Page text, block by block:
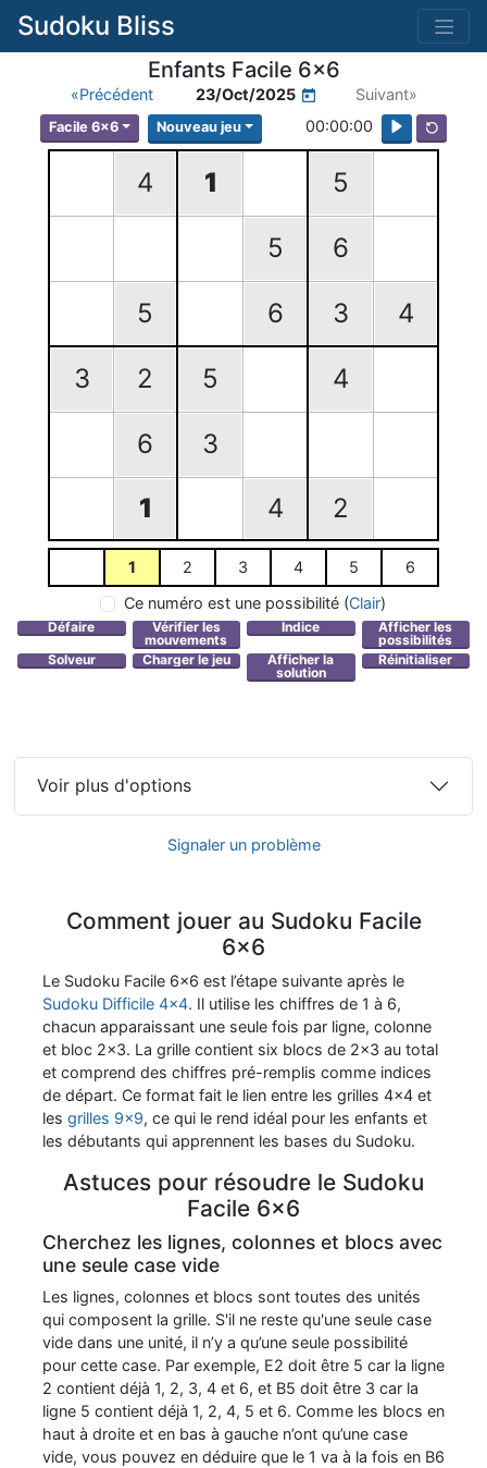
Sudoku Bliss
Enfants Facile 6x6
«Précédent 23/Oct/2025 Suivant»
Facile 6x6 Nouveau jeu 00:00:00
4 1 5
5 6
5 6 3 4
3 2 5 4
6 3
1 4 2
1 2 3 4 5
6
Ce numéro est une possibilité (Clair)
Voir plus d'options
Signaler un problème
Comment jouer au Sudoku Facile
6x6
Le Sudoku Facile 6x6 est l’étape suivante après le
Sudoku Difficile 4x4. Il utilise les chiffres de 1 à 6,
chacun apparaissant une seule fois par ligne, colonne
et bloc 2x3. La grille contient six blocs de 2x3 au total
et comprend des chiffres pré-remplis comme indices
de départ. Ce format fait le lien entre les grilles 4x4 et
les grilles 9x9, ce qui le rend idéal pour les enfants et
les débutants qui apprennent les bases du Sudoku.
Astuces pour résoudre le Sudoku
Facile 6x6
Cherchez les lignes, colonnes et blocs avec
une seule case vide
Les lignes, colonnes et blocs sont toutes des unités
qui composent la grille. S'il ne reste qu'une seule case
vide dans une unité, il n’y a qu’une seule possibilité
pour cette case. Par exemple, E2 doit être 5 car la ligne
2 contient déjà 1, 2, 3, 4 et 6, et B5 doit être 3 car la
ligne 5 contient déjà 1, 2, 4, 5 et 6. Comme les blocs en
haut à droite et en bas à gauche n’ont qu’une case
vide, vous pouvez en déduire que le 1 va à la fois en B6